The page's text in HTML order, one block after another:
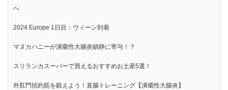
へ
2024 Europe 1日目：ウィーン到着
マヌカハニーが潰瘍性大腸炎鎮静に寄与！？
スリランカスーパーで買えるおすすめお土産5選！
外肛門括約筋を鍛えよう！直腸トレーニング【潰瘍性大腸炎】